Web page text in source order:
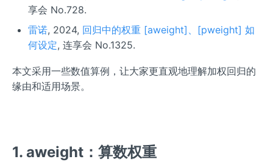
享会 No.728.
雷诺, 2024, 回归中的权重 [aweight]、[pweight] 如
何设定, 连享会 No.1325.
本文采用一些数值算例，让大家更直观地理解加权回归的
缘由和适用场景。
1. aweight：算数权重